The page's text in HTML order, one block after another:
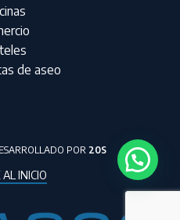
de aseo
POR 20S
INICIO